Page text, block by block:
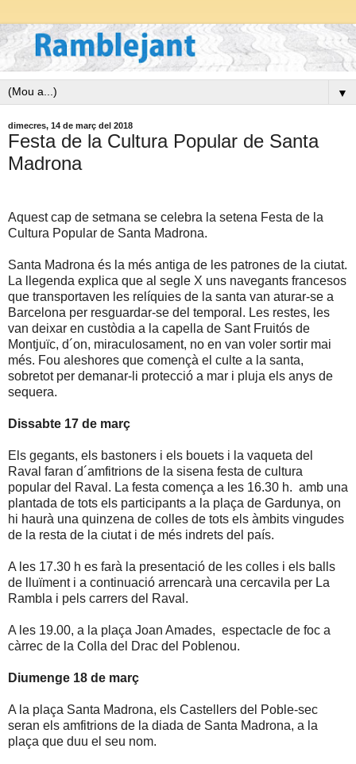
▼
dimecres, 14 de març del 2018
Festa de la Cultura Popular de Santa
Madrona
Aquest cap de setmana se celebra la setena Festa de la
Cultura Popular de Santa Madrona.
Santa Madrona és la més antiga de les patrones de la ciutat.
La llegenda explica que al segle X uns navegants francesos
que transportaven les relíquies de la santa van aturar-se a
Barcelona per resguardar-se del temporal. Les restes, les
van deixar en custòdia a la capella de Sant Fruitós de
Montjuïc, d´on, miraculosament, no en van voler sortir mai
més. Fou aleshores que començà el culte a la santa,
sobretot per demanar-li protecció a mar i pluja els anys de
sequera.
Dissabte 17 de març
Els gegants, els bastoners i els bouets i la vaqueta del
Raval faran d´amfitrions de la sisena festa de cultura
popular del Raval. La festa comença a les 16.30 h. amb una
plantada de tots els participants a la plaça de Gardunya, on
hi haurà una quinzena de colles de tots els àmbits vingudes
de la resta de la ciutat i de més indrets del país.
A les 17.30 h es farà la presentació de les colles i els balls
de lluïment i a continuació arrencarà una cercavila per La
Rambla i pels carrers del Raval.
A les 19.00, a la plaça Joan Amades, espectacle de foc a
càrrec de la Colla del Drac del Poblenou.
Diumenge 18 de març
A la plaça Santa Madrona, els Castellers del Poble-sec
seran els amfitrions de la diada de Santa Madrona, a la
plaça que duu el seu nom.